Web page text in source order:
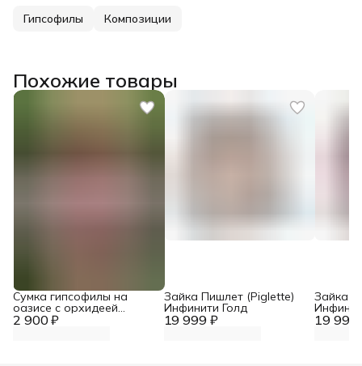
Гипсофилы Композиции
Похожие товары
2 900 ₽
Сумка гипсофилы на
оазисе с орхидеей
цимбидиум 19 999 ₽
Зайка Пишлет (Piglette)
Инфинити Голд
19 999
Зайка